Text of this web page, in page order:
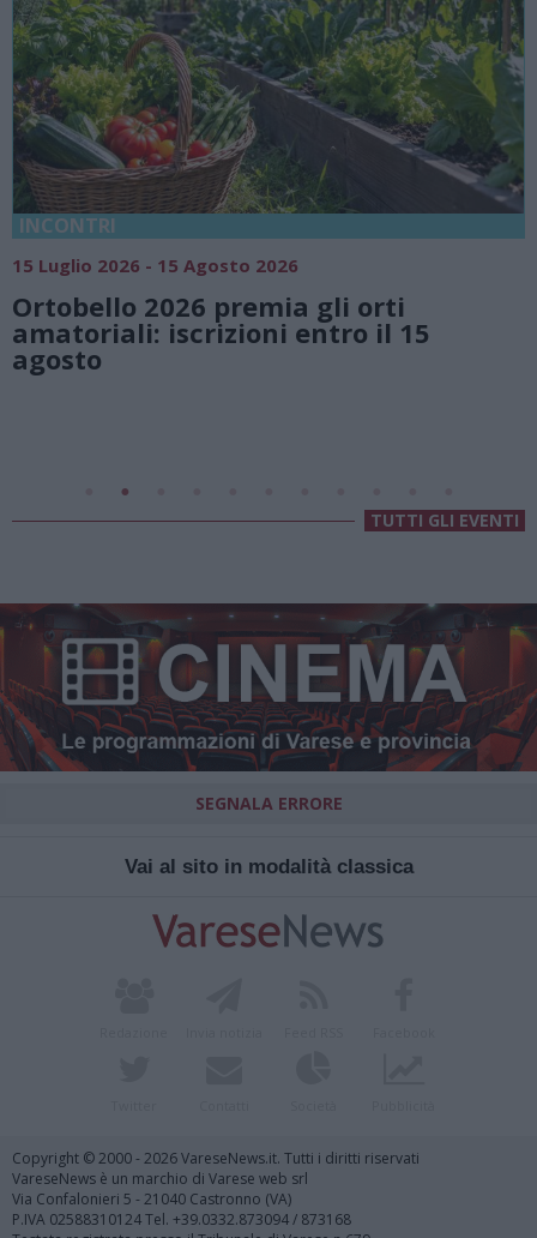
15
18 Luglio 2026 - 15 Agosto 2026
Vivi l’estate a Villa
natura e atmosfere senza
Lago di Lugano
TUTTI GLI EVENTI
SEGNALA ERRORE
Vai al sito in modalità classica
Copyright © 2000 - 2026 VareseNews.it. Tutti i diritti riservati
VareseNews è un marchio di Varese web srl
Via Confalonieri 5 - 21040 Castronno (VA)
P.IVA 02588310124 Tel. +39.0332.873094 / 873168